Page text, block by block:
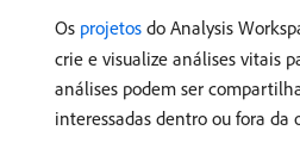
Os projetos do Analysis
crie e visualize análises vitais
análises podem ser
interessadas dentro ou fora da